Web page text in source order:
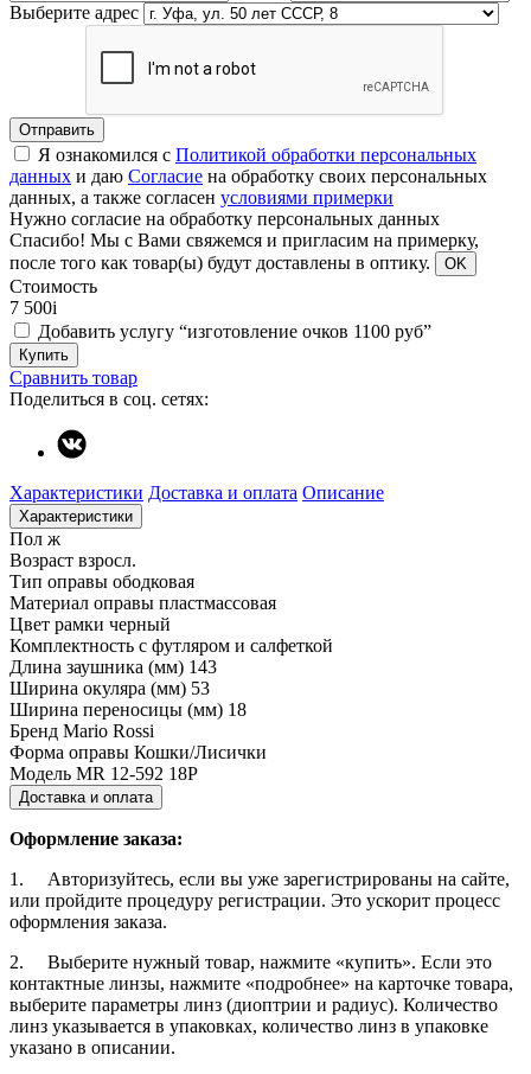
Выберите адрес
Отправить
Я ознакомился с Политикой обработки персональных
данных и даю Согласие на обработку своих персональных
данных, а также согласен условиями примерки
Нужно согласие на обработку персональных данных
Спасибо! Мы с Вами свяжемся и пригласим на примерку,
после того как товар(ы) будут доставлены в оптику.
OK
Стоимость
7 500i
Добавить услугу “изготовление очков 1100 руб”
Купить
Сравнить товар
Поделиться в соц. сетях:
Характеристики Доставка и оплата Описание
Характеристики
Пол ж
Возраст взросл.
Тип оправы ободковая
Материал оправы пластмассовая
Цвет рамки черный
Комплектность с футляром и салфеткой
Длина заушника (мм) 143
Ширина окуляра (мм) 53
Ширина переносицы (мм) 18
Бренд Mario Rossi
Форма оправы Кошки/Лисички
Модель MR 12-592 18P
Доставка и оплата
Оформление заказа:
1. Авторизуйтесь, если вы уже зарегистрированы на сайте,
или пройдите процедуру регистрации. Это ускорит процесс
оформления заказа.
2. Выберите нужный товар, нажмите «купить». Если это
контактные линзы, нажмите «подробнее» на карточке товара,
выберите параметры линз (диоптрии и радиус). Количество
линз указывается в упаковках, количество линз в упаковке
указано в описании.